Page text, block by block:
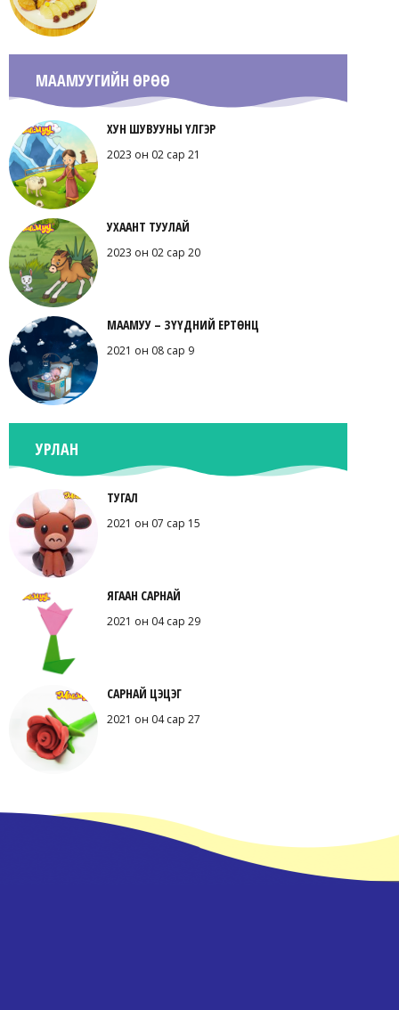
МААМУУГИЙН ӨРӨӨ
ХУН ШУВУУНЫ ҮЛГЭР
2023 он 02 сар 21
УХААНТ ТУУЛАЙ
2023 он 02 сар 20
МААМУУ – ЗҮҮДНИЙ ЕРТӨНЦ
2021 он 08 сар 9
УРЛАН
ТУГАЛ
2021 он 07 сар 15
ЯГААН САРНАЙ
2021 он 04 сар 29
САРНАЙ ЦЭЦЭГ
2021 он 04 сар 27